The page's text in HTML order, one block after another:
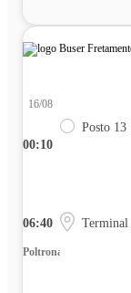
00:10
16/08
Posto 13
06:40 Terminal
Poltrona